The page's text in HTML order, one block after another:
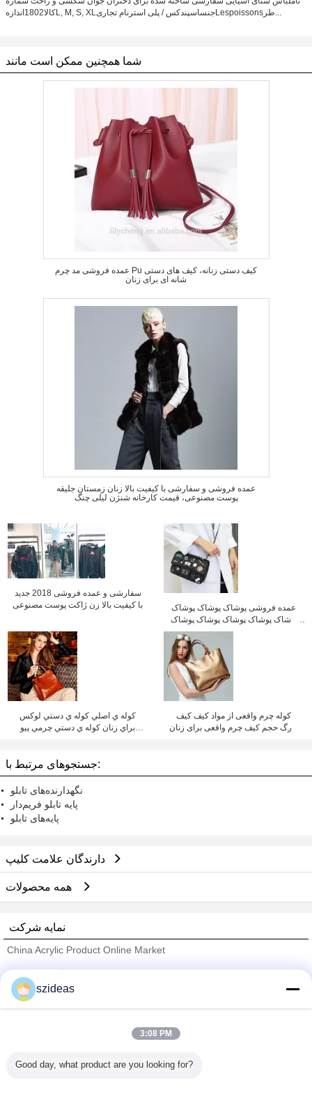
کالا1802اندازهL, M, S, XLجنساسپندکس / پلی استرنام تجاریLespoissonsطر...
شما همچنین ممکن است مانند
عمده فروشی مد چرم Pu کیف دستی زنانه، کیف های دستی
شانه ای برای زنان
عمده فروشی و سفارشی با کیفیت بالا زنان زمستان جلیقه
پوست مصنوعی، قیمت کارخانه شنژن لیلی چنگ
سفارشی و عمده فروشی 2018 جدید
با کیفیت بالا زن ژاکت پوست مصنوعی
عمده فروشی پوشاک پوشاک پوشاک
پوشاک پوشاک پوشاک پوشاک پوشاک
پوشاک پوشاک پوشاک پوشاک پوشاک
پوشاک پوشاک پوشاک پوشاک پوشاک
پوشاک پوشاک پوشاک پوشاک پوشاک
پوشاک پوشاک پوشاک پوشاک پوشاک
پوشاک پوشاک پوشاک پوشاک پوشاک
پوشاک پوشاک پوشاک پوشاک پوشاک
پوشاک پوشاک پوشاک پوشاک پوشاک
پوشاک پوشاک پوشاک پوشاک پوشاک
پوشاک پوشاک پوشاک پوشاک پوشاک
پوشاک پوشاک پوشاک پوشاک پوشاک
کوله ي اصلي کوله ي دستي لوکس
براي زنان کوله ي دستي چرمي پيو
کوله چرم واقعی از مواد کیف کیف
بزرگ حجم کیف چرم واقعی برای زنان
جستجوهای مرتبط با:
نگهدارنده‌های تابلو
پایه تابلو فریم‌دار
پایه‌های تابلو
دارندگان علامت کلیپ
نمایه شرکت
China Acrylic Product Online Market
Trust Seal
همه محصولات
szideas
3:08 PM
Good day, what product are you looking for?